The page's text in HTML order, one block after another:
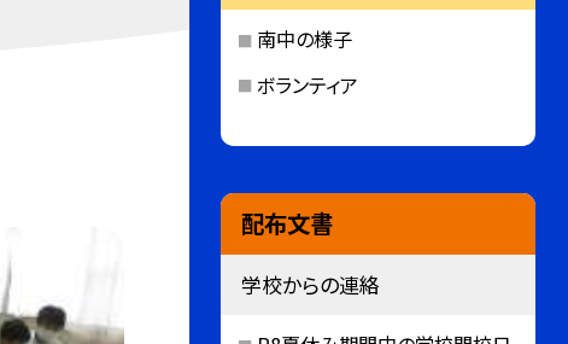
南中の様子
ボランティア
配布文書
学校からの連絡